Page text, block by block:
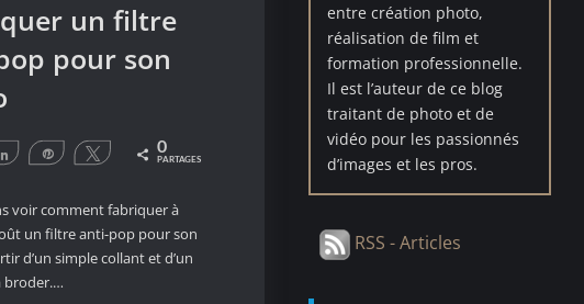
un filtre
pour son
Partagez Épingle Tweetez 0
PARTAGES
voir comment fabriquer à
un filtre anti-pop pour son
d’un simple collant et d’un
broder.…
entre création photo,
réalisation de film et
formation professionnelle.
Il est l’auteur de ce blog
traitant de photo et de
vidéo pour les passionnés
d’images et les pros.
RSS - Articles